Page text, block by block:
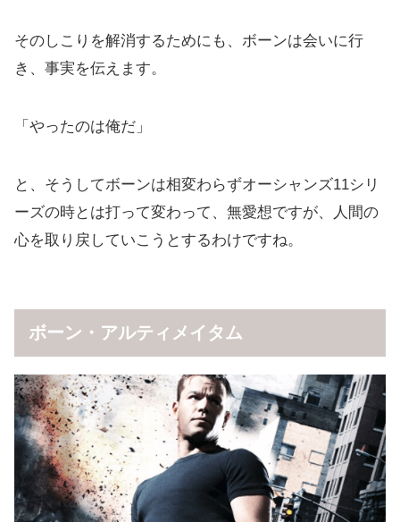
そのしこりを解消するためにも、ボーンは会いに行
き、事実を伝えます。
「やったのは俺だ」
と、そうしてボーンは相変わらずオーシャンズ11シリ
ーズの時とは打って変わって、無愛想ですが、人間の
心を取り戻していこうとするわけですね。
ボーン・アルティメイタム